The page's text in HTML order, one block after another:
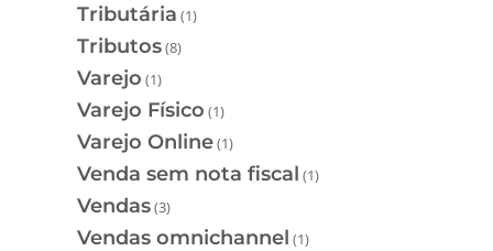
Tributária (1)
Tributos(8)
Varejo (1)
Varejo Físico (1)
Varejo Online(1)
Venda sem nota fiscal (1)
Vendas(3)
Vendas omnichannel (1)